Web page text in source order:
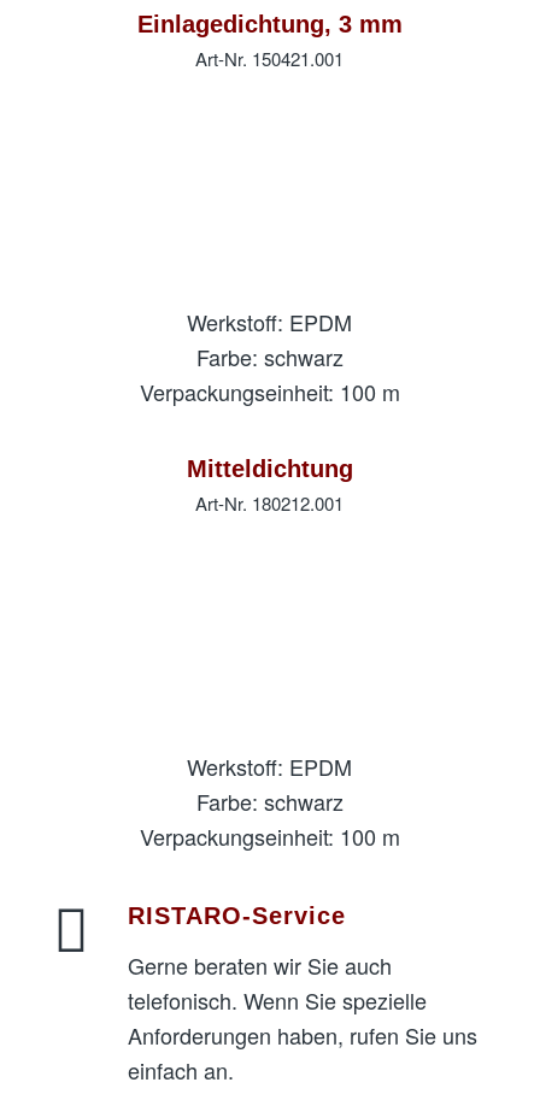
Einlagedichtung, 3 mm
Art-Nr. 150421.001
Werkstoff: EPDM
Farbe: schwarz
Verpackungseinheit: 100 m
Mitteldichtung
Art-Nr. 180212.001
Werkstoff: EPDM
Farbe: schwarz
Verpackungseinheit: 100 m
RISTARO-Service
Gerne beraten wir Sie auch
telefonisch. Wenn Sie spezielle
Anforderungen haben, rufen Sie uns
einfach an.